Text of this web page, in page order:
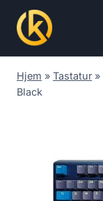
content
Hjem » Tastatur »
Black